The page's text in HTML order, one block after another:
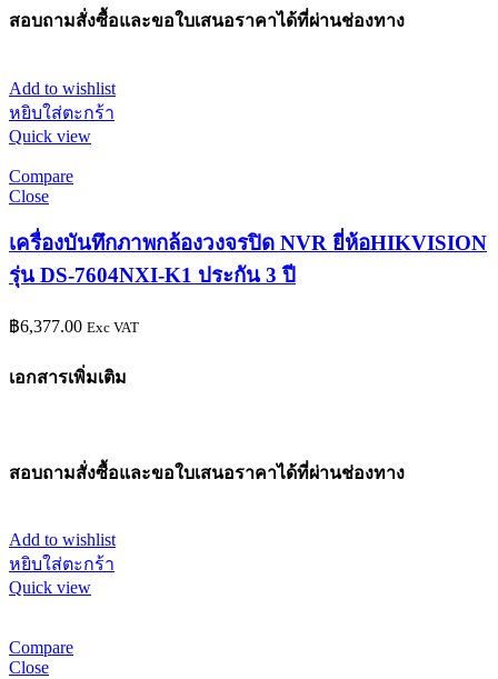
สอบถามสั่งซื้อและขอใบเสนอราคาได้ที่ผ่านช่องทาง
Add to wishlist
หยิบใส่ตะกร้า
Quick view
Compare
Close
เครื่องบันทึกภาพกล้องวงจรปิด NVR ยี่ห้อHIKVISION
รุ่น DS-7604NXI-K1 ประกัน 3 ปี
฿6,377.00 Exc VAT
เอกสารเพิ่มเติม
สอบถามสั่งซื้อและขอใบเสนอราคาได้ที่ผ่านช่องทาง
Add to wishlist
หยิบใส่ตะกร้า
Quick view
Compare
Close